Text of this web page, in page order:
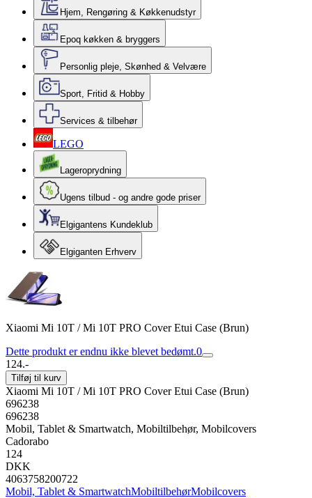
Hjem, Rengøring & Køkkenudstyr
Epoq køkken & bryggers
Personlig pleje, Skønhed & Velvære
Sport, Fritid & Hobby
Services & tilbehør
LEGO
Lageroprydning
Ugens tilbud - og andre gode priser
Elgigantens Kundeklub
Elgiganten Erhverv
Xiaomi Mi 10T / Mi 10T PRO Cover Etui Case (Brun)
Dette produkt er endnu ikke blevet bedømt.0
124.-
Tilføj til kurv
Xiaomi Mi 10T / Mi 10T PRO Cover Etui Case (Brun)
696238
696238
Mobil, Tablet & Smartwatch, Mobiltilbehør, Mobilcovers
Cadorabo
124
DKK
4063758200722
Mobil, Tablet & SmartwatchMobiltilbehørMobilcovers